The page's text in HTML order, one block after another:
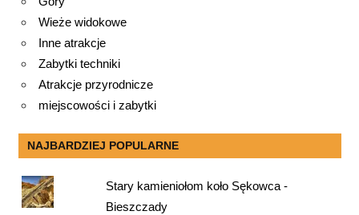
Wieże widokowe
Inne atrakcje
Zabytki techniki
Atrakcje przyrodnicze
miejscowości i zabytki
NAJBARDZIEJ POPULARNE
Stary kamieniołom koło Sękowca -
Bieszczady